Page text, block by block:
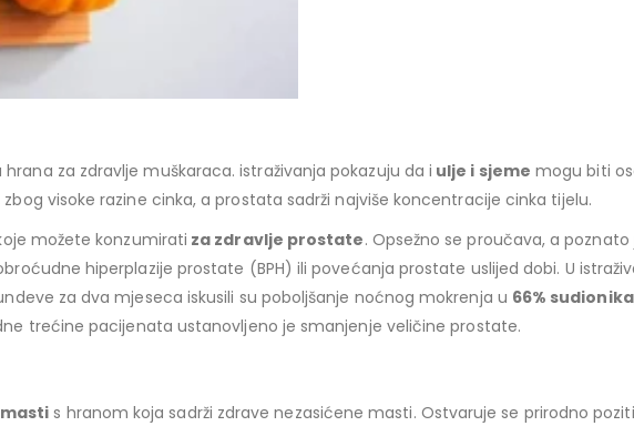
za zdravlje muškaraca. istraživanja pokazuju da i ulje i sjeme mogu biti
visoke razine cinka, a prostata sadrži najviše koncentracije cinka tijelu.
možete konzumirati za zdravlje prostate. Opsežno se proučava, a
hiperplazije prostate (BPH) ili povećanja prostate uslijed dobi. U
za dva mjeseca iskusili su poboljšanje noćnog mokrenja u 66% sudionika
trećine pacijenata ustanovljeno je smanjenje veličine prostate.
s hranom koja sadrži zdrave nezasićene masti. Ostvaruje se prirodno